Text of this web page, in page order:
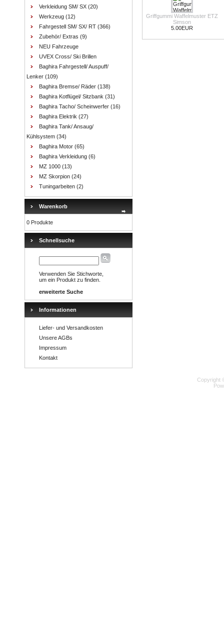
Verkleidung SM/ SX (20)
Werkzeug (12)
Fahrgestell SM/ SX/ RT (366)
Zubehör/ Extras (9)
NEU Fahrzeuge
UVEX Cross/ Ski Brillen
Baghira Fahrgestell/ Auspuff/
Lenker (109)
Baghira Bremse/ Räder (138)
Baghira Kotflügel/ Sitzbank (31)
Baghira Tacho/ Scheinwerfer (16)
Baghira Elektrik (27)
Baghira Tank/ Ansaug/
Kühlsystem (34)
Baghira Motor (65)
Baghira Verkleidung (6)
MZ 1000 (13)
MZ Skorpion (24)
Tuningarbeiten (2)
Warenkorb
0 Produkte
Schnellsuche
Verwenden Sie Stichworte,
um ein Produkt zu finden.
erweiterte Suche
Informationen
Liefer- und Versandkosten
Unsere AGBs
Impressum
Kontakt
Griffgummi Waffelmuster ETZ
Simson
5.00EUR
Copyright